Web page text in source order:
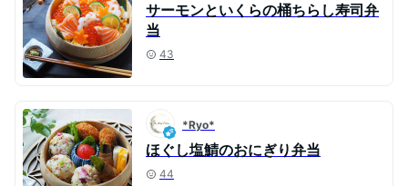
サーモンといくらの桶ちらし寿司弁
当
43
*Ryo*
ほぐし塩鯖のおにぎり弁当
44